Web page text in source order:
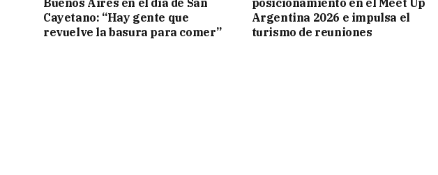
Buenos Aires en el día de San
Cayetano: “Hay gente que
revuelve la basura para comer”
posicionamiento en el Meet Up
Argentina 2026 e impulsa el
turismo de reuniones